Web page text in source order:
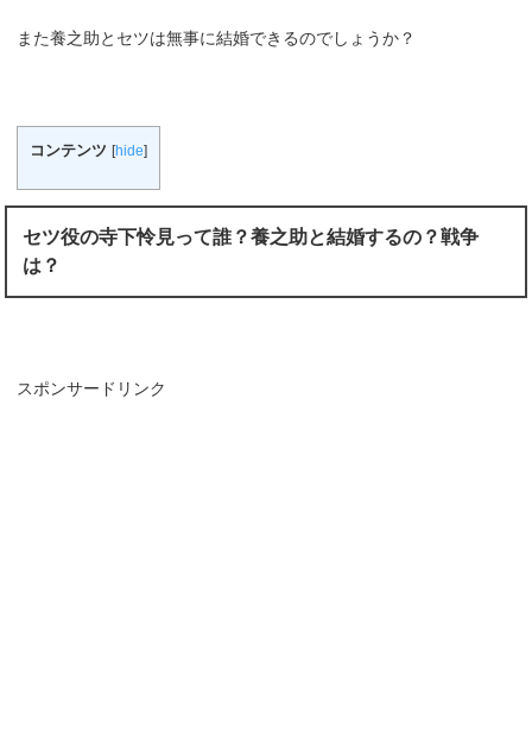
また養之助とセツは無事に結婚できるのでしょうか？
コンテンツ [hide]
セツ役の寺下怜見って誰？養之助と結婚するの？戦争
は？
スポンサードリンク